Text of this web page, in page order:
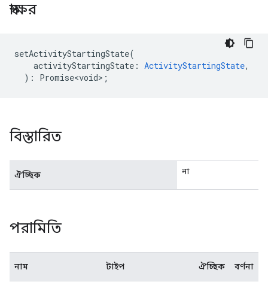
স্বাক্ষর
setActivityStartingState(
activityStartingState : ActivityStartingState,
) : Promise<void> ;
বিস্তারিত
ঐচ্ছিক না
পরামিতি
নাম টাইপ ঐচ্ছিক বর্ণনা